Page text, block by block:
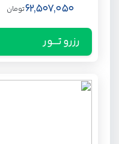
62,507,050تومان
رزرو تـــور